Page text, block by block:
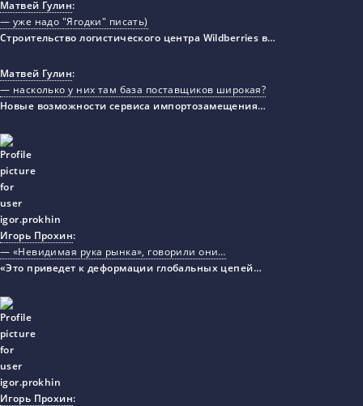
Матвей Гулин:
— уже надо "Ягодки" писать)
Строительство логистического центра Wildberries в…
Матвей Гулин:
— насколько у них там база поставщиков широкая?
Новые возможности сервиса импортозамещения…
Игорь Прохин:
— «Невидимая рука рынка», говорили они…
«Это приведет к деформации глобальных цепей…
Игорь Прохин: